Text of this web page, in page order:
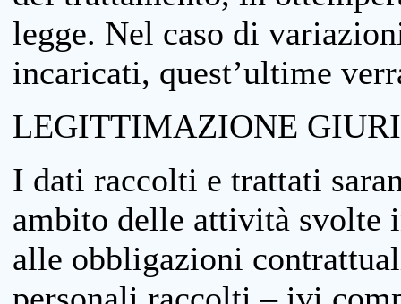
legge. Nel caso di
incaricati, quest’ultime
LEGITTIMAZIONE
I dati raccolti e trattati
ambito delle attività svolte
alle obbligazioni